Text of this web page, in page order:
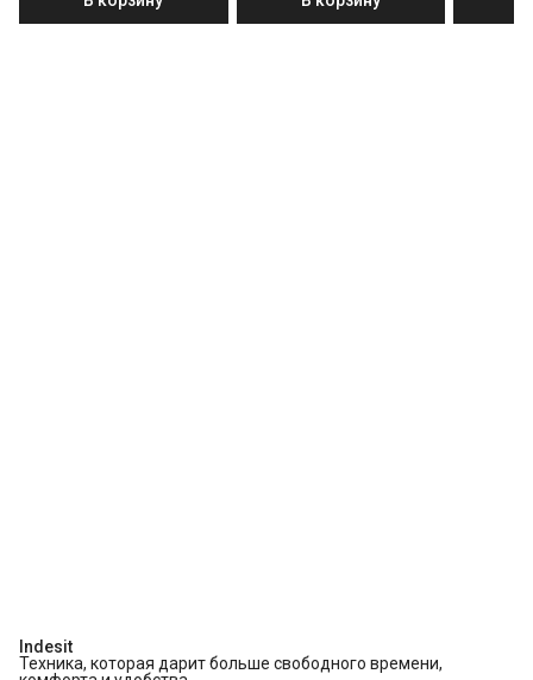
Indesit
Техника, которая дарит больше свободного времени,